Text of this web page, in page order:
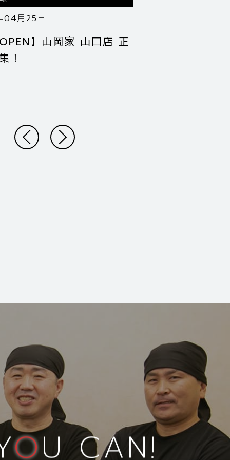
04月25日
】山岡家 山口店 正
！
OU CAN!